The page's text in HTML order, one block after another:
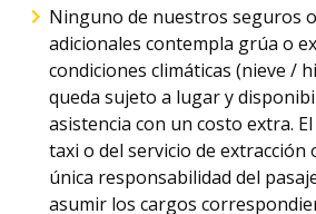
Ninguno de nuestros seguros
adicionales contempla grúa o
condiciones climáticas (nieve /
queda sujeto a lugar y
asistencia con un costo extra.
taxi o del servicio de extracción
única responsabilidad del
asumir los cargos